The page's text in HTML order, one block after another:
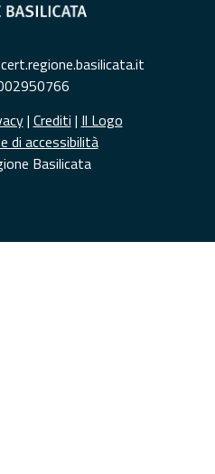
| Crediti | Il Logo
di accessibilità
Basilicata